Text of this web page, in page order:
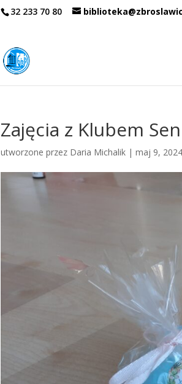
32 233 70 80
Zajęcia z Klubem
utworzone przez Daria Michalik |maj 9, 2024